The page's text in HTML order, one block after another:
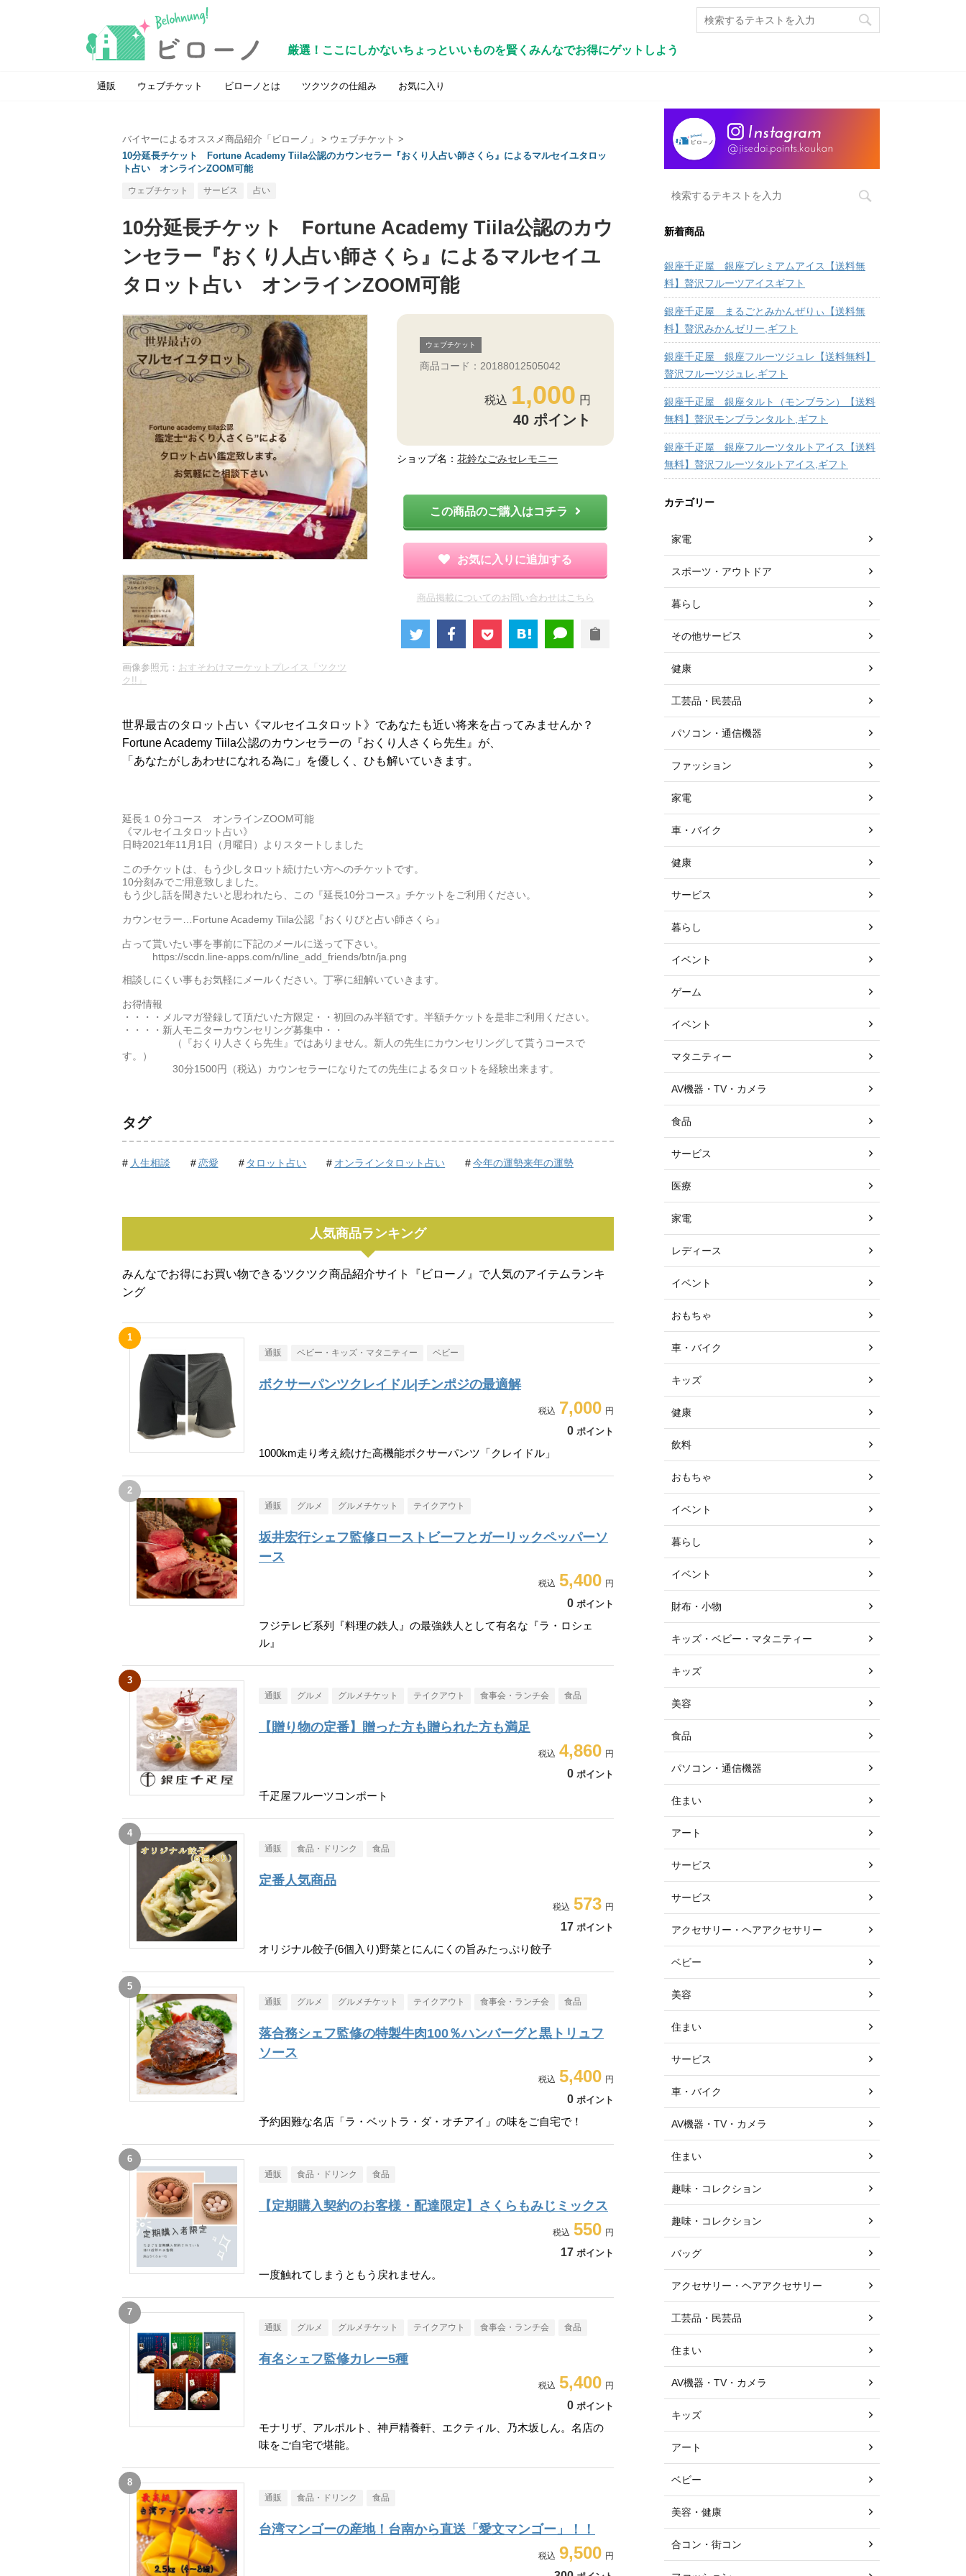
厳選！ここにしかないちょっといいものを賢くみんなでお得にゲットしよう
通販 ウェブチケット ビローノとは ツクツクの仕組み お気に入り
バイヤーによるオススメ商品紹介「ビローノ」 > ウェブチケット >
10分延長チケット Fortune Academy Tiila公認のカウンセラー『おくり人占い師さくら』によるマルセイユタロッ
ト占い オンラインZOOM可能
ウェブチケット サービス 占い
10分延長チケット Fortune Academy Tiila公認のカウ
ンセラー『おくり人占い師さくら』によるマルセイユ
タロット占い オンラインZOOM可能
画像参照元： おすそわけマーケットプレイス「ツクツ
ク!!」
ウェブチケット
商品コード：20188012505042
1,000
40 ポイント
ショップ名： 花鈴なごみセレモニー
この商品のご購入はコチラ
お気に入りに追加する
商品掲載についてのお問い合わせはこちら
世界最古のタロット占い《マルセイユタロット》であなたも近い将来を占ってみませんか？
Fortune Academy Tiila公認のカウンセラーの『おくり人さくら先生』が、
「あなたがしあわせになれる為に」を優しく、ひも解いていきます。
延長１０分コース オンラインZOOM可能
《マルセイユタロット占い》
日時2021年11月1日（月曜日）よりスタートしました
このチケットは、もう少しタロット続けたい方へのチケットです。
10分刻みでご用意致しました。
もう少し話を聞きたいと思われたら、この『延長10分コース』チケットをご利用ください。
カウンセラー…Fortune Academy Tiila公認『おくりびと占い師さくら』
占って貰いたい事を事前に下記のメールに送って下さい。
https://scdn.line-apps.com/n/line_add_friends/btn/ja.png
相談しにくい事もお気軽にメールください。丁寧に紐解いていきます。
お得情報
・・・・メルマガ登録して頂だいた方限定・・初回のみ半額です。半額チケットを是非ご利用ください。
・・・・新人モニターカウンセリング募集中・・
（『おくり人さくら先生』ではありません。新人の先生にカウンセリングして貰うコースで
す。）
30分1500円（税込）カウンセラーになりたての先生によるタロットを経験出来ます。
タグ
人生相談 恋愛 タロット占い オンラインタロット占い 今年の運勢来年の運勢
人気商品ランキング
みんなでお得にお買い物できるツクツク商品紹介サイト『ビローノ』で人気のアイテムランキ
ング
通販 ベビー・キッズ・マタニティー ベビー
ボクサーパンツクレイドル|チンポジの最適解
7,000
0 ポイント
1000km走り考え続けた高機能ボクサーパンツ「クレイドル」
通販 グルメ グルメチケット テイクアウト
坂井宏行シェフ監修ローストビーフとガーリックペッパーソ
ース
5,400
0 ポイント
フジテレビ系列『料理の鉄人』の最強鉄人として有名な『ラ・ロシェ
ル』
通販 グルメ グルメチケット テイクアウト 食事会・ランチ会 食品
【贈り物の定番】贈った方も贈られた方も満足
4,860
0 ポイント
千疋屋フルーツコンポート
通販 食品・ドリンク 食品
定番人気商品
573
17 ポイント
オリジナル餃子(6個入り)野菜とにんにくの旨みたっぷり餃子
通販 グルメ グルメチケット テイクアウト 食事会・ランチ会 食品
落合務シェフ監修の特製牛肉100％ハンバーグと黒トリュフ
ソース
5,400
0 ポイント
予約困難な名店「ラ・ベットラ・ダ・オチアイ」の味をご自宅で！
通販 食品・ドリンク 食品
【定期購入契約のお客様・配達限定】さくらもみじミックス
550
17 ポイント
一度触れてしまうともう戻れません。
通販 グルメ グルメチケット テイクアウト 食事会・ランチ会 食品
有名シェフ監修カレー5種
5,400
0 ポイント
モナリザ、アルポルト、神戸精養軒、エクティル、乃木坂しん。名店の
味をご自宅で堪能。
通販 食品・ドリンク 食品
台湾マンゴーの産地！台南から直送「愛文マンゴー」！！
9,500
新着商品
銀座千疋屋 銀座プレミアムアイス【送料無
料】贅沢フルーツアイスギフト
銀座千疋屋 まるごとみかんぜりぃ【送料無
料】贅沢みかんゼリー,ギフト
銀座千疋屋 銀座フルーツジュレ【送料無料】
贅沢フルーツジュレ,ギフト
銀座千疋屋 銀座タルト（モンブラン）【送料
無料】贅沢モンブランタルト,ギフト
銀座千疋屋 銀座フルーツタルトアイス【送料
無料】贅沢フルーツタルトアイス,ギフト
カテゴリー
家電
スポーツ・アウトドア
暮らし
その他サービス
健康
工芸品・民芸品
パソコン・通信機器
ファッション
家電
車・バイク
健康
サービス
暮らし
イベント
ゲーム
イベント
マタニティー
AV機器・TV・カメラ
食品
サービス
医療
家電
レディース
イベント
おもちゃ
車・バイク
キッズ
健康
飲料
おもちゃ
イベント
暮らし
イベント
財布・小物
キッズ・ベビー・マタニティー
キッズ
美容
食品
パソコン・通信機器
住まい
アート
サービス
サービス
アクセサリー・ヘアアクセサリー
ベビー
美容
住まい
サービス
車・バイク
AV機器・TV・カメラ
住まい
趣味・コレクション
趣味・コレクション
バッグ
アクセサリー・ヘアアクセサリー
工芸品・民芸品
住まい
AV機器・TV・カメラ
キッズ
アート
ベビー
美容・健康
合コン・街コン